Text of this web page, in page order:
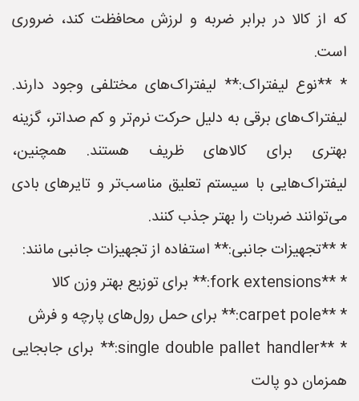
که از کالا در برابر ضربه و لرزش محافظت کند، ضروری
است.
* **نوع لیفتراک:** لیفتراک‌های مختلفی وجود دارند.
لیفتراک‌های برقی به دلیل حرکت نرم‌تر و کم صداتر، گزینه
بهتری برای کالاهای ظریف هستند. همچنین،
لیفتراک‌هایی با سیستم تعلیق مناسب‌تر و تایرهای بادی
می‌توانند ضربات را بهتر جذب کنند.
* **تجهیزات جانبی:** استفاده از تجهیزات جانبی مانند:
* **fork extensions:** برای توزیع بهتر وزن کالا
* **carpet pole:** برای حمل رول‌های پارچه و فرش
* **single double pallet handler:** برای جابجایی
همزمان دو پالت